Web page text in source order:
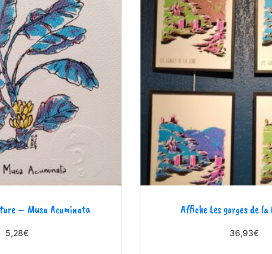
– Musa Acuminata
5,28€
Affiche Les gorges de la
36,93€